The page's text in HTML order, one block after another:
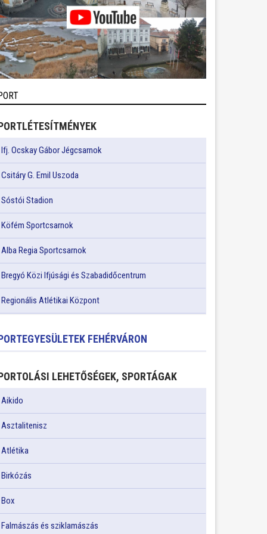
Ifj. Ocskay Gábor Jégcsarnok
Csitáry G. Emil Uszoda
Sóstói Stadion
Köfém Sportcsarnok
Alba Regia Sportcsarnok
Bregyó Közi Ifjúsági és Szabadidőcentrum
Regionális Atlétikai Központ
FEHÉRVÁRON
LEHETŐSÉGEK, SPORTÁGAK
Aikido
Asztalitenisz
Atlétika
Birkózás
Box
Falmászás és sziklamászás